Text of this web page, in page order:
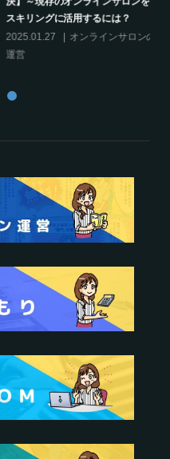
てみた!
2024.06.25
オンラインサロンを
活用する